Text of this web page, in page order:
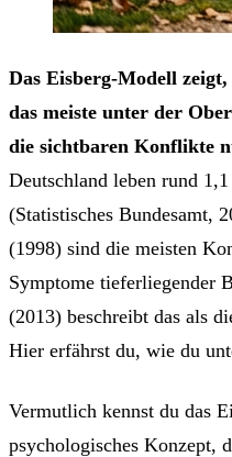
Das Eisberg-Modell
das meiste unter der
die sichtbaren Konflikte
Deutschland leben rund
(Statistisches Bundesamt,
(1998) sind die meisten
Symptome tieferliegender
(2013) beschreibt das als
Hier erfährst du, wie du
Vermutlich kennst du das
psychologisches Konzept,